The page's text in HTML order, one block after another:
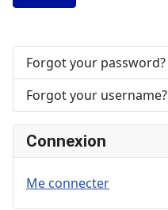
Forgot your password?
Forgot your username?
Connexion
Me connecter